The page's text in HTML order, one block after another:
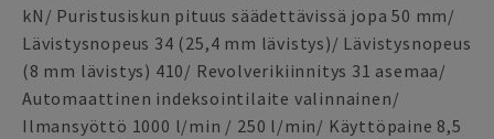
kN/ Puristusiskun pituus säädettävissä jopa 50 mm/
Lävistysnopeus 34 (25,4 mm lävistys)/ Lävistysnopeus
(8 mm lävistys) 410/ Revolverikiinnitys 31 asemaa/
Automaattinen indeksointilaite valinnainen/
Ilmansyöttö 1000 l/min / 250 l/min/ Käyttöpaine 8,5